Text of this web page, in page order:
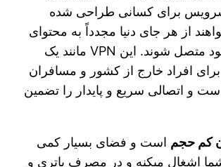
برای کسانی طراحی شده
از هر جای دنیا مجدداً به محتوای
آنلاین کشور خود متصل شوند. این VPN مانند یک
افراد خارج از کشور و مسافران
و اتصالی سریع و پایدار را تضمین
کم حجم است و فضای بسیار کمی
اشغال میکنه و در مصرف باتری و